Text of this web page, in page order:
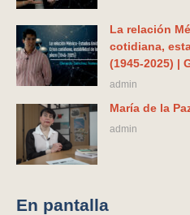
La relación
cotidiana,
(1945-2025) |
admin
María de la
admin
En pantalla